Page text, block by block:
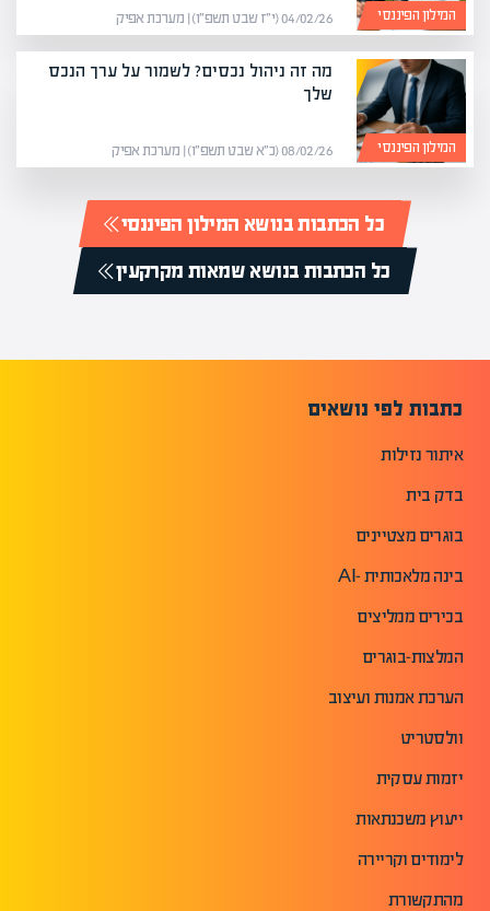
המילון הפיננסי 04/02/26 (י״ז שבט תשפ״ו) | מערכת אפיק
המילון הפיננסי
מה זה ניהול נכסים? לשמור על ערך הנכס
שלך
08/02/26 (כ״א שבט תשפ״ו) | מערכת אפיק
כל הכתבות בנושא המילון הפיננסי
כל הכתבות בנושא שמאות מקרקעין
כתבות לפי נושאים
איתור נזילות
בדק בית
בוגרים מצטיינים
בינה מלאכותית -AI
בכירים ממליצים
המלצות-בוגרים
הערכת אמנות ועיצוב
וולסטריט
יזמות עסקית
ייעוץ משכנתאות
לימודים וקריירה
מהתקשורת